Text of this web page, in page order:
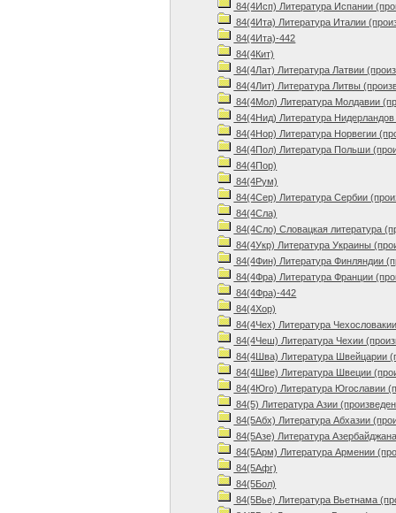
84(4Исп) Литература Испании
84(4Ита) Литература Италии
84(4Ита)-442
84(4Кит)
84(4Лат) Литература Латвии
84(4Лит) Литература Литвы
84(4Мол) Литература Молдавии
84(4Нид) Литература
84(4Нор) Литература Норвегии
84(4Пол) Литература Польши
84(4Пор)
84(4Рум)
84(4Сер) Литература Сербии
84(4Сла)
84(4Сло) Словацкая литература
84(4Укр) Литература Украины
84(4Фин) Литература Финляндии
84(4Фра) Литература Франции
84(4Фра)-442
84(4Хор)
84(4Чех) Литература
84(4Чеш) Литература Чехии
84(4Шва) Литература Швейцарии
84(4Шве) Литература Швеции
84(4Юго) Литература Югославии
84(5) Литература Азии
84(5Абх) Литература Абхазии
84(5Азе) Литература
84(5Арм) Литература Армении
84(5Афг)
84(5Бол)
84(5Вье) Литература Вьетнама